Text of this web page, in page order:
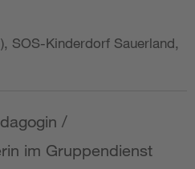
SOS-Kinderdorf Sauerland,
/
im Gruppendienst